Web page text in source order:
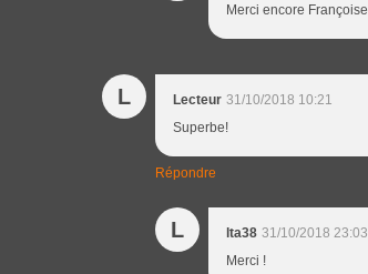
Merci encore Françoise
L Lecteur 31/10/2018 10:21
Superbe!
Répondre
L lta38 31/10/2018 23:03
Merci !